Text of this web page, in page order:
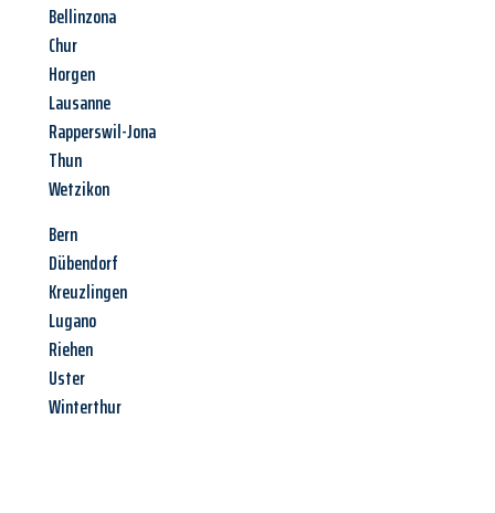
Bellinzona
Chur
Horgen
Lausanne
Rapperswil-Jona
Thun
Wetzikon
Bern
Dübendorf
Kreuzlingen
Lugano
Riehen
Uster
Winterthur